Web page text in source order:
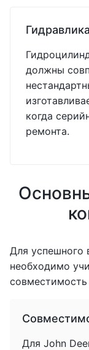
должны
когда
ремонта.
Для успешного
необходимо
Для John